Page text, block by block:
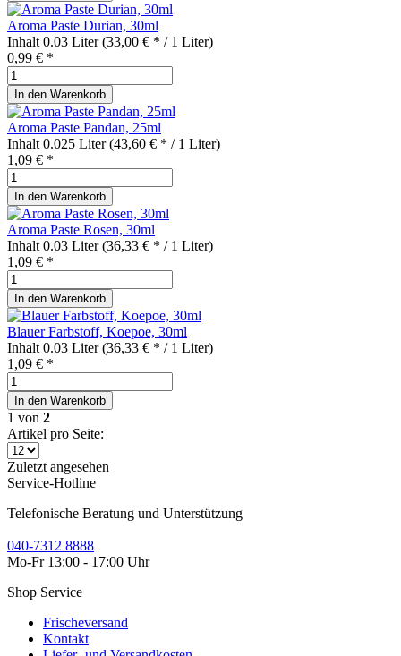
Aroma Paste Durian, 30ml
Inhalt 0.03 Liter(33,00 € * / 1 Liter)
0,99 € *
In den Warenkorb
Aroma Paste Pandan, 25ml
Inhalt 0.025 Liter(43,60 € * / 1 Liter)
1,09 € *
In den Warenkorb
Aroma Paste Rosen, 30ml
Inhalt 0.03 Liter(36,33 € * / 1 Liter)
1,09 € *
In den Warenkorb
Blauer Farbstoff, Koepoe, 30ml
Inhalt 0.03 Liter(36,33 € * / 1 Liter)
1,09 € *
In den Warenkorb
1 von 2
Artikel pro Seite:
Zuletzt angesehen
Service-Hotline
Telefonische Beratung und Unterstützung
040-7312 8888
Mo-Fr 13:00 - 17:00 Uhr
Shop Service
Frischeversand
Kontakt